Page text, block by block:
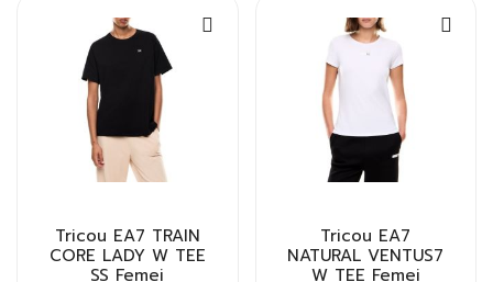
Tricou EA7 TRAIN
CORE LADY W TEE
SS Femei
Tricou EA7
NATURAL VENTUS7
W TEE Femei